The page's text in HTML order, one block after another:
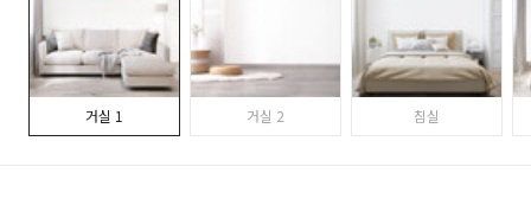
거실 1 거실 2 침실